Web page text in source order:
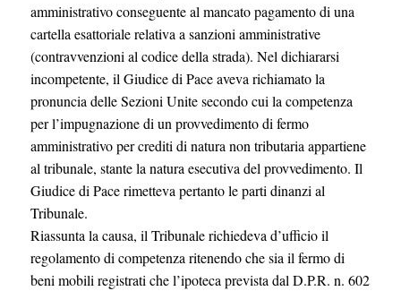
amministrativo conseguente al mancato pagamento di una
cartella esattoriale relativa a sanzioni amministrative
(contravvenzioni al codice della strada). Nel dichiararsi
incompetente, il Giudice di Pace aveva richiamato la
pronuncia delle Sezioni Unite secondo cui la competenza
per l’impugnazione di un provvedimento di fermo
amministrativo per crediti di natura non tributaria appartiene
al tribunale, stante la natura esecutiva del provvedimento. Il
Giudice di Pace rimetteva pertanto le parti dinanzi al
Tribunale.
Riassunta la causa, il Tribunale richiedeva d’ufficio il
regolamento di competenza ritenendo che sia il fermo di
beni mobili registrati che l’ipoteca prevista dal D.P.R. n. 602